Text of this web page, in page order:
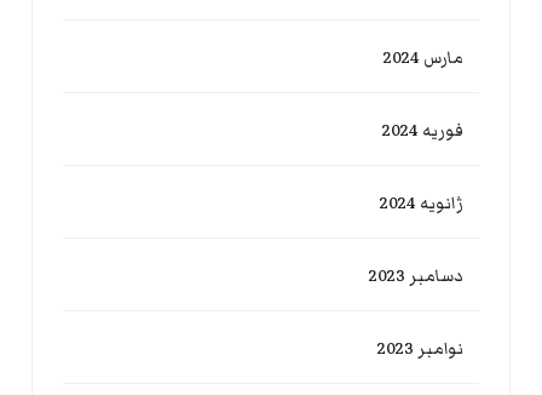
مارس 2024
فوریه 2024
ژانویه 2024
دسامبر 2023
نوامبر 2023